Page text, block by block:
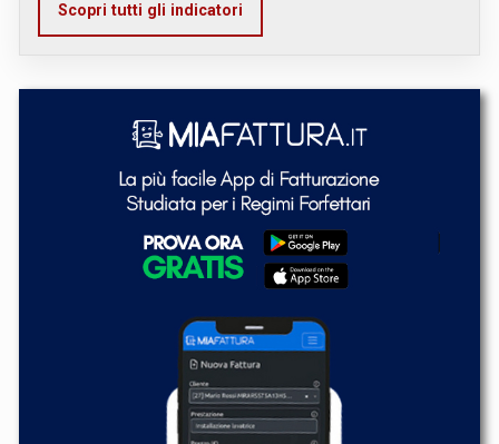
Scopri tutti gli indicatori